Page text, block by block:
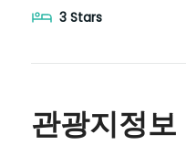
3 Stars
관광지정보